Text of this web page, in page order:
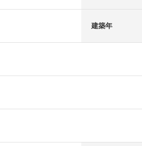
建築年